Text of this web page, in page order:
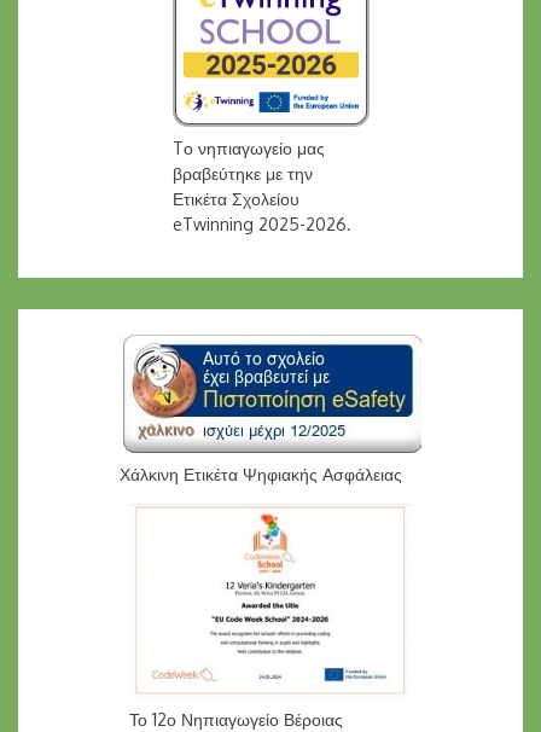
Tο νηπιαγωγείο μας
βραβεύτηκε με την
Ετικέτα Σχολείου
eTwinning 2025-2026.
Χάλκινη Ετικέτα Ψηφιακής Ασφάλειας
Το 12ο Νηπιαγωγείο Βέροιας